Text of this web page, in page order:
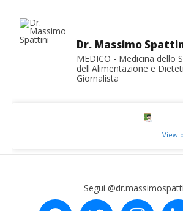
Dr. Massimo
MEDICO - Medicina dello
dell'Alimentazione e
Giornalista
View
Segui
facebook
twitter instagram